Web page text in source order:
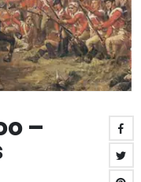
–